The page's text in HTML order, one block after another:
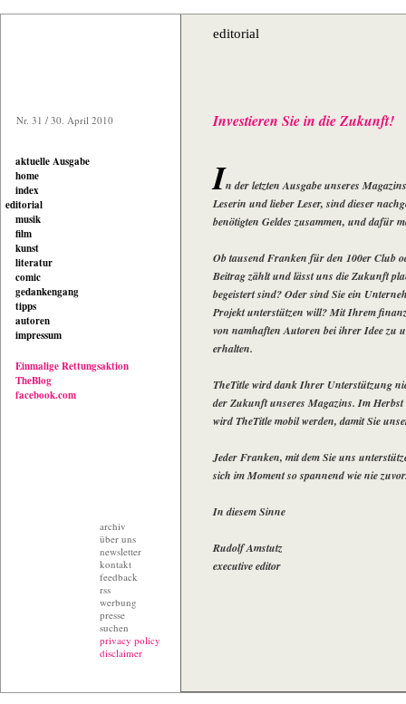
Nr. 31 / 30. April 2010
aktuelle Ausgabe
home
index
editorial
musik
film
kunst
literatur
comic
gedankengang
tipps
autoren
impressum
Einmalige Rettungsaktion
TheBlog
facebook.com
archiv
über uns
newsletter
kontakt
feedback
rss
werbung
presse
suchen
privacy policy
disclaimer
editorial
Investieren Sie in die Zukunft!
In der letzten Ausgabe unseres
Leserin und lieber Leser, sind dieser
benötigten Geldes zusammen, und dafür
Ob tausend Franken für den 100er Club
Beitrag zählt und lässt uns die Zukunft
begeistert sind? Oder sind Sie ein
Projekt unterstützen will? Mit Ihrem
von namhaften Autoren bei ihrer Idee zu
erhalten.
TheTitle wird dank Ihrer Unterstützung
der Zukunft unseres Magazins. Im
wird TheTitle mobil werden, damit Sie
Jeder Franken, mit dem Sie uns
sich im Moment so spannend wie nie
In diesem Sinne
Rudolf Amstutz
executive editor